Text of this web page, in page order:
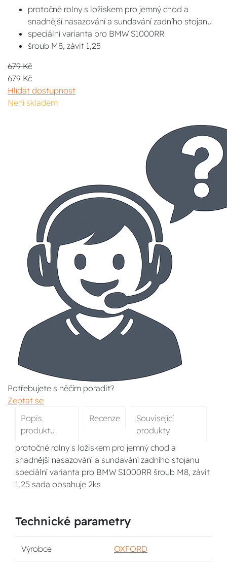
protočné rolny s ložiskem pro jemný chod a
snadnější nasazování a sundavání zadního stojanu
speciální varianta pro BMW S1000RR
šroub M8, závit 1,25
679 Kč
679 Kč
Hlídat dostupnost
Není skladem
Potřebujete s něčím poradit?
Zeptat se
Popis
produktu
Recenze
Související
produkty
protočné rolny s ložiskem pro jemný chod a
snadnější nasazování a sundavání zadního stojanu
speciální varianta pro BMW S1000RR šroub M8, závit
1,25 sada obsahuje 2ks
Technické parametry
Výrobce OXFORD